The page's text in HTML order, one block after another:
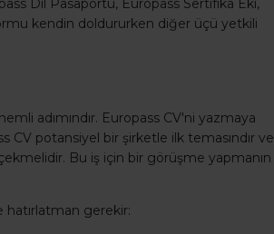
Dil Pasaportu, Europass Sertifika Eki,
kendin doldururken diğer üçü yetkili
adımındır. Europass CV'ni yazmaya
CV potansiyel bir şirketle ilk temasındır ve
Bu iş için bir görüşme yapmanın
hatırlatman gerekir: